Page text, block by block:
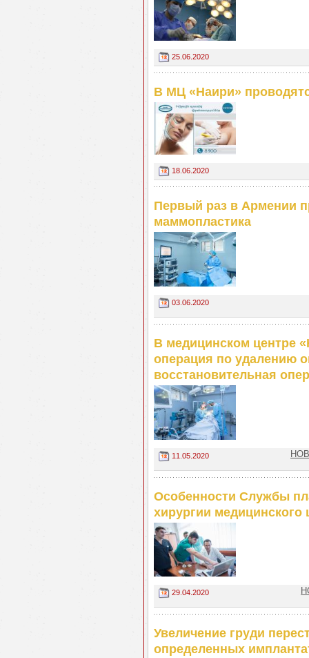
25.06.2020
В МЦ «Наири»
18.06.2020
Первый раз в Армении
маммопластика
03.06.2020
В медицинском центре
операция по удалению
восстановительная
11.05.2020
Особенности Службы
хирургии медицинского
29.04.2020
Увеличение груди
определенных